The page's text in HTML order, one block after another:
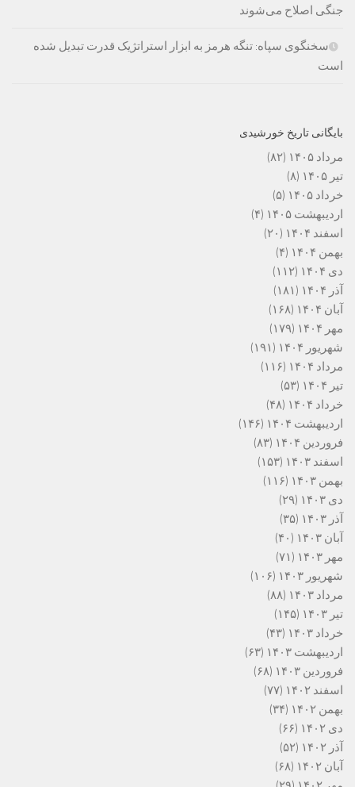
جنگی اصلاح می‌شوند
سخنگوی سپاه: تنگه هرمز به ابزار استراتژیک قدرت تبدیل شده
است
بایگانی تاریخ خورشیدی
مرداد ۱۴۰۵
(۸۲)
تیر ۱۴۰۵
(۸)
خرداد ۱۴۰۵
(۵)
اردیبهشت ۱۴۰۵
(۴)
اسفند ۱۴۰۴
(۲۰)
بهمن ۱۴۰۴
(۴)
دی ۱۴۰۴
(۱۱۲)
آذر ۱۴۰۴
(۱۸۱)
آبان ۱۴۰۴
(۱۶۸)
مهر ۱۴۰۴
(۱۷۹)
شهریور ۱۴۰۴
(۱۹۱)
مرداد ۱۴۰۴
(۱۱۶)
تیر ۱۴۰۴
(۵۳)
خرداد ۱۴۰۴
(۴۸)
اردیبهشت ۱۴۰۴
(۱۴۶)
فروردین ۱۴۰۴
(۸۳)
اسفند ۱۴۰۳
(۱۵۳)
بهمن ۱۴۰۳
(۱۱۶)
دی ۱۴۰۳
(۲۹)
آذر ۱۴۰۳
(۳۵)
آبان ۱۴۰۳
(۴۰)
مهر ۱۴۰۳
(۷۱)
شهریور ۱۴۰۳
(۱۰۶)
مرداد ۱۴۰۳
(۸۸)
تیر ۱۴۰۳
(۱۴۵)
خرداد ۱۴۰۳
(۴۳)
اردیبهشت ۱۴۰۳
(۶۳)
فروردین ۱۴۰۳
(۶۸)
اسفند ۱۴۰۲
(۷۷)
بهمن ۱۴۰۲
(۳۴)
دی ۱۴۰۲
(۶۶)
آذر ۱۴۰۲
(۵۲)
آبان ۱۴۰۲
(۶۸)